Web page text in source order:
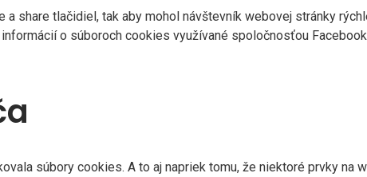
share tlačidiel, tak aby mohol návštevník webovej stránky
o súboroch cookies využívané spoločnosťou
súbory cookies. A to aj napriek tomu, že niektoré prvky na